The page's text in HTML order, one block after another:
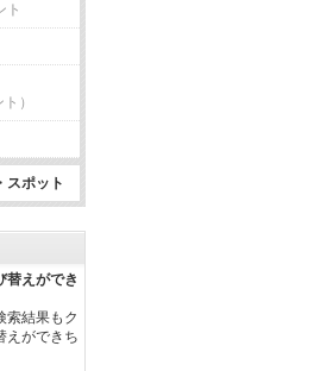
ト
）
スポット
替えができ
索結果もク
えができち